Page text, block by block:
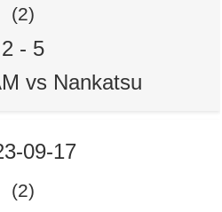
(2)
2 - 5
vs Nankatsu
09-17
(2)